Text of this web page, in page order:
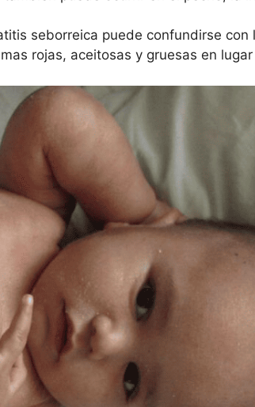
seborreica puede confundirse con
rojas, aceitosas y gruesas en